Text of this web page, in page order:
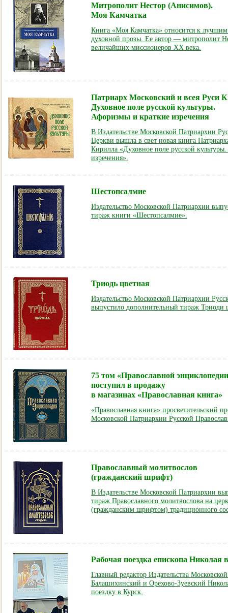
Митрополит Нестор (Анисимов).
Моя Камчатка
Книга «Моя Камчатка» относится к
духовной прозы. Ее автор — митрополит
величайших миссионеров XX века
Патриарх Московский и всея Руси
Духовное поле русской культуры.
Афоризмы и краткие изречения
В Издательстве Московской Патриархии
Церкви вышла в свет новая книга
Кирилла «Духовное поле русской
изречения».
Шестопсалмие
Издательство Московской Патриархии
тираж книги «Шестопсалмие».
Триодь цветная
Издательство Московской Патриархии
выпустило дополнительный тираж Триоди
75 том «Православной
поступил в продажу
в магазинах «Православная книга»
«Православная книга» просветительский
Московской Патриархии Русской
Православный молитвослов
(гражданский шрифт)
В Издательстве Московской Патриархии
тираж Православного молитвослова на
(гражданским шрифтом) традиционного
Рабочая поездка епископа Николая
Главный редактор Издательства
Балашихинский и Орехово-Зуевский
поездку в Курск.